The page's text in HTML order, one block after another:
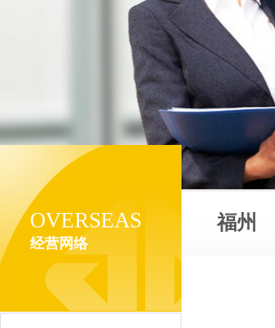
OVERSEAS
经营网络
福州